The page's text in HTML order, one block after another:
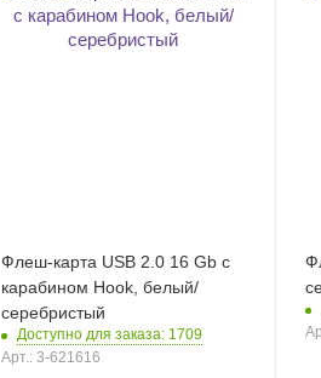
Флеш-карта USB 2.0 16 Gb с
карабином Hook, белый/
серебристый
Доступно для заказа: 1709
Арт.: 3-621616